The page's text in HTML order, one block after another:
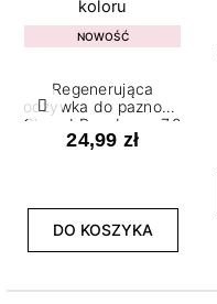
Poprzedni
NOWOŚĆ
Regenerująca
odżywka do paznokci
Glazed Raspberry 7,2
ml
24,99 zł
DO KOSZYKA